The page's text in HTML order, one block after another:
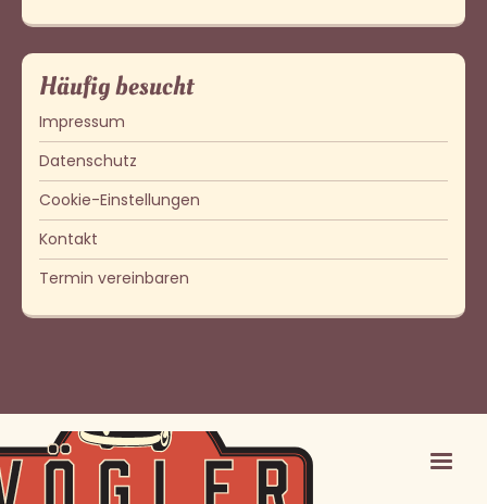
Häufig besucht
Impressum
Datenschutz
Cookie-Einstellungen
Kontakt
Termin vereinbaren